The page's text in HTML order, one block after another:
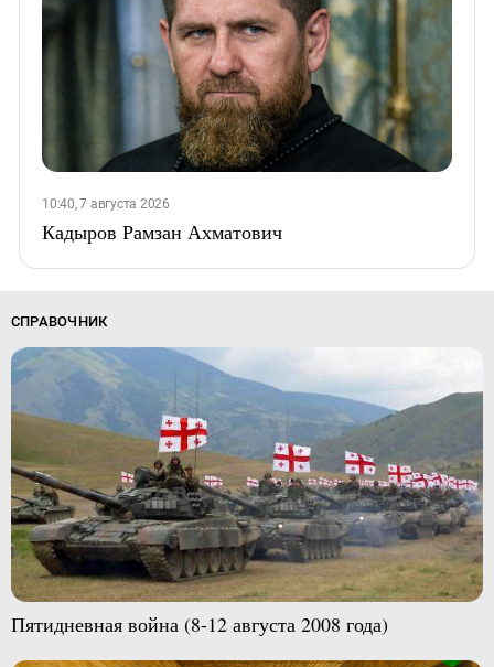
10:40, 7 августа 2026
Кадыров Рамзан Ахматович
СПРАВОЧНИК
Пятидневная война (8-12 августа 2008 года)